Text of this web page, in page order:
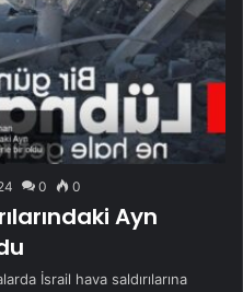
0 0
Ayn
İsrail hava saldırılarına